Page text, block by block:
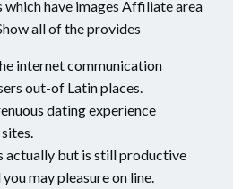
have images Affiliate area
all of the provides
internet communication
out-of Latin places.
dating experience
actually but is still productive
may pleasure on line.